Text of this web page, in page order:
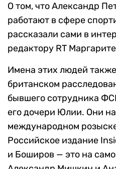
О том, что Александр
работают в сфере
рассказали сами в
редактору RT
Имена этих людей
британском
бывшего сотрудника
его дочери Юлии. Они
международном
Российское издание
и Боширов — это на